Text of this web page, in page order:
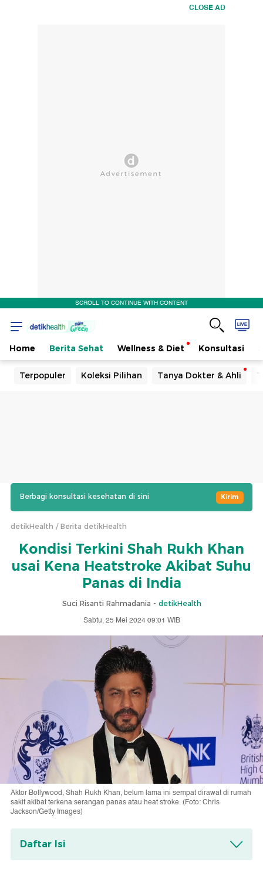
CLOSE AD
SCROLL TO CONTINUE WITH CONTENT
Home Berita Sehat Wellness & Diet Konsultasi
Terpopuler Koleksi Pilihan Tanya Dokter & Ahli
Berbagi konsultasi kesehatan di sini Kirim
detikHealth Berita detikHealth
Kondisi Terkini Shah Rukh Khan
usai Kena Heatstroke Akibat Suhu
Panas di India
Suci Risanti Rahmadania - detikHealth
Sabtu, 25 Mei 2024 09:01 WIB
Aktor Bollywood, Shah Rukh Khan, belum lama ini sempat dirawat di rumah
sakit akibat terkena serangan panas atau heat stroke. (Foto: Chris
Jackson/Getty Images)
Daftar Isi
Apa Itu Heatstroke atau Serangan Panas?